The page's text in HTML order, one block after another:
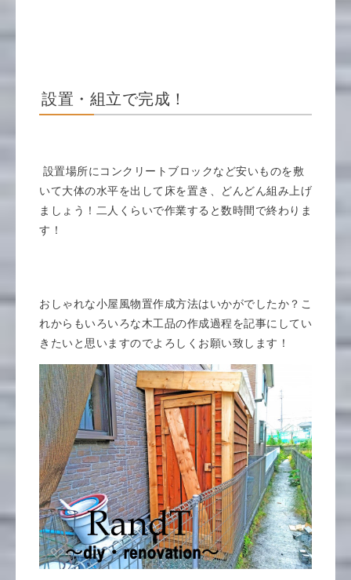
設置・組立で完成！
設置場所にコンクリートブロックなど安いものを敷
いて大体の水平を出して床を置き、どんどん組み上げ
ましょう！二人くらいで作業すると数時間で終わりま
す！
おしゃれな小屋風物置作成方法はいかがでしたか？こ
れからもいろいろな木工品の作成過程を記事にしてい
きたいと思いますのでよろしくお願い致します！